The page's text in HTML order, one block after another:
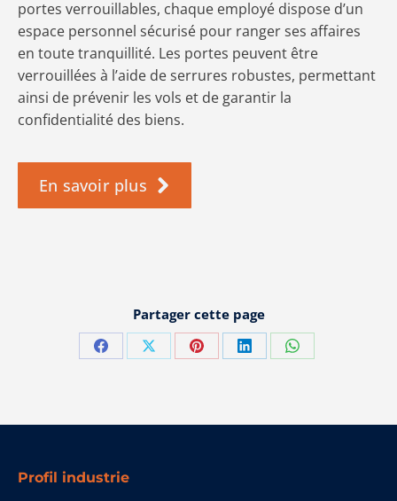
portes verrouillables, chaque employé dispose d’un
espace personnel sécurisé pour ranger ses affaires
en toute tranquillité. Les portes peuvent être
verrouillées à l’aide de serrures robustes, permettant
ainsi de prévenir les vols et de garantir la
confidentialité des biens.
En savoir plus
Partager cette page
PartagerPartagerPartagerPartagerPartager
Profil industrie